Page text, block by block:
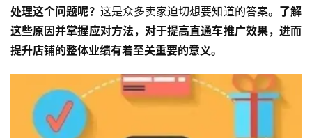
处理这个问题呢？ 这是众多卖家迫切想要知道的答案。 了解
这些原因并掌握应对方法，对于提高直通车推广效果，进而
提升店铺的整体业绩有着至关重要的意义。